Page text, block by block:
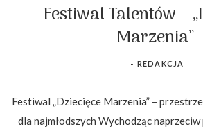
Festiwal Talentów –
Marzenia”
- REDAKCJA
Festiwal „Dziecięce Marzenia” –
dla najmłodszych Wychodząc